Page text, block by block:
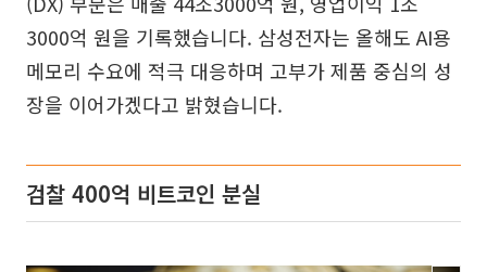
3000억 원을 기록했습니다. 삼성전자는 올해도 AI용
메모리 수요에 적극 대응하며 고부가 제품 중심의 성
장을 이어가겠다고 밝혔습니다.
검찰 400억 비트코인 분실